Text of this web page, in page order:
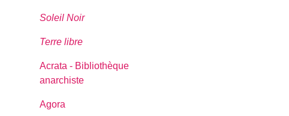
Soleil Noir
Terre libre
Acrata - Bibliothèque
anarchiste
Agora